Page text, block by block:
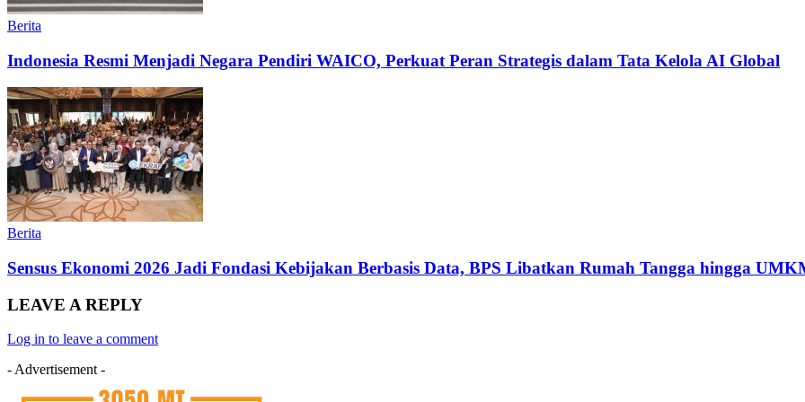
Berita
Indonesia Resmi Menjadi Negara Pendiri WAICO, Perkuat Peran Strategis dalam Tata Kelola AI Global
Berita
Sensus Ekonomi 2026 Jadi Fondasi Kebijakan Berbasis Data, BPS Libatkan Rumah Tangga hingga
LEAVE A REPLY
Log in to leave a comment
- Advertisement -